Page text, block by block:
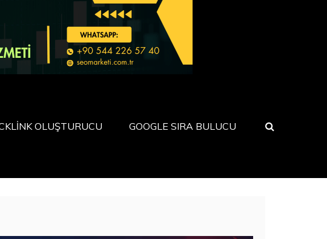
OLUŞTURUCU GOOGLE SIRA BULUCU